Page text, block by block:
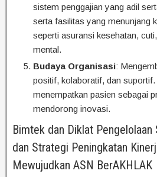
sistem penggajian yang adil
serta fasilitas yang menunjang
seperti asuransi kesehatan,
mental.
Budaya Organisasi:
positif, kolaboratif, dan
menempatkan pasien sebagai
mendorong inovasi.
Bimtek dan Diklat Pengelolaan
dan Strategi Peningkatan
Mewujudkan ASN BerAKHLAK